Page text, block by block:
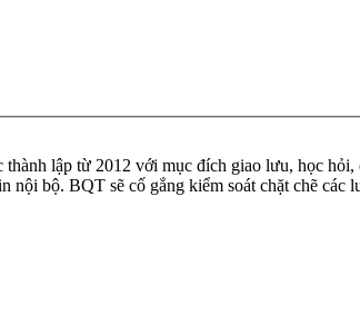
lập từ 2012 với mục đích giao lưu, học
bộ. BQT sẽ cố gắng kiểm soát chặt chẽ các